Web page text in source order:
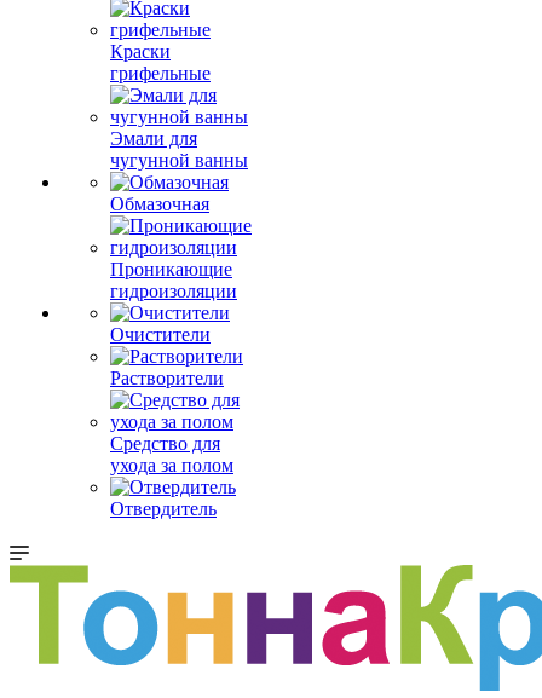
Краски
грифельные
Эмали для
чугунной ванны
Обмазочная
Проникающие
гидроизоляции
Очистители
Растворители
Средство для
ухода за полом
Отвердитель